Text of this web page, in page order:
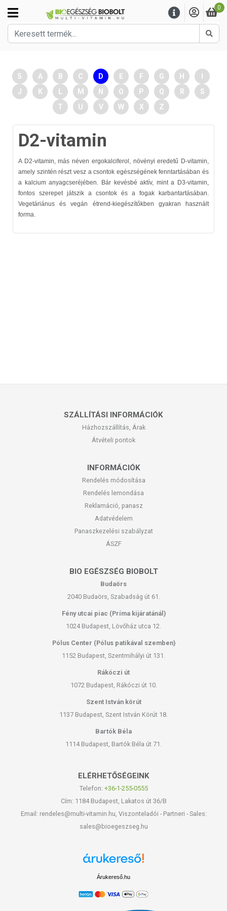
0
5 A B C D E F G H
J
K M N O P Q R
S
T
U V W X Z
D2-vitamin
A D2-vitamin, más néven ergokalciferol, növényi eredetű D-vitamin,
amely szintén részt vesz a csontok egészségének fenntartásában és
a kalcium anyagcseréjében. Bár kevésbé aktív, mint a D3-vitamin,
fontos szerepet játszik a csontok és a fogak karbantartásában.
Vegetáriánus és vegán étrend-kiegészítőkben gyakran használt
forma.
SZÁLLÍTÁSI INFORMÁCIÓK
Házhozszállítás, Árak
Átvételi pontok
INFORMÁCIÓK
Rendelés módosítása
Rendelés lemondása
Reklamáció, panasz
Adatvédelem
Panaszkezelési szabályzat
ÁSZF
BIO EGÉSZSÉG BIOBOLT
Budaörs
2040 Budaörs, Szabadság út 61.
Fény utcai piac (Príma kijáratánál)
1024 Budapest, Lövőház utca 12.
Pólus Center (Pólus patikával szemben)
1152 Budapest, Szentmihályi út 131.
Rákóczi út
1072 Budapest, Rákóczi út 10.
Szent István körút
1137 Budapest, Szent István Körút 18.
Bartók Béla
1114 Budapest, Bartók Béla út 71.
ELÉRHETŐSÉGEINK
Telefon: +36-1-255-0555
Cím: 1184 Budapest, Lakatos út 36/B
Email: rendeles@multi-vitamin.hu, Viszonteladói - Partneri - Sales:
sales@bioegeszseg.hu
Árukereső.hu